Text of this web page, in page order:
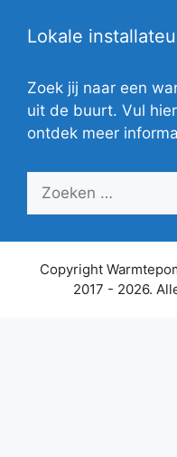
Lokale
Zoek jij naar een
uit de buurt. Vul
ontdek meer
Zoek
Copyright
2017 - 2026.